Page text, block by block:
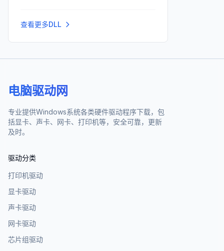
查看更多DLL
电脑驱动网
专业提供Windows系统各类硬件驱动程序下载，包
括显卡、声卡、网卡、打印机等，安全可靠，更新
及时。
驱动分类
打印机驱动
显卡驱动
声卡驱动
网卡驱动
芯片组驱动